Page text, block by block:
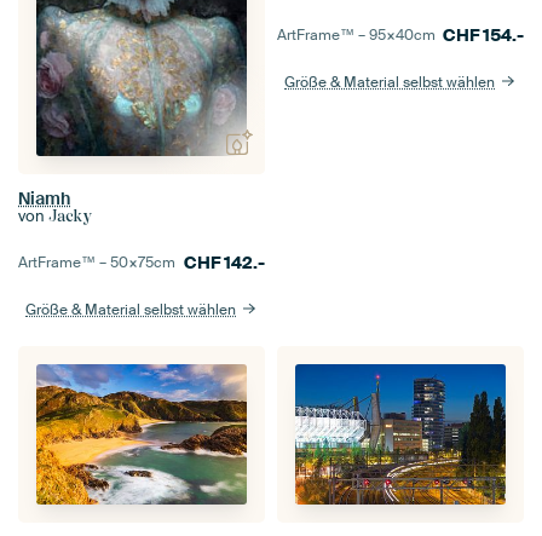
Niamh
von Jacky
ArtFrame™ –50×75cm CHF142.-
Größe & Material selbst wählen
ArtFrame™ –95×40cm CHF154.-
Größe & Material selbst wählen